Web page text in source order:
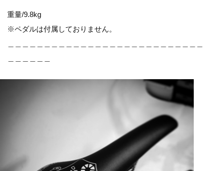
重量/9.8kg
※ペダルは付属しておりません。